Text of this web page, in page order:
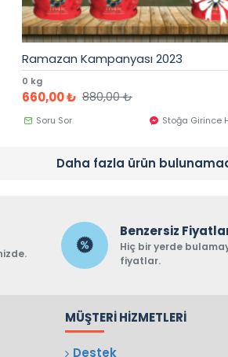
0 kg
Ramazan Kampanyası 2023
660,00 ₺ 880,00 ₺
Soru Sor Stoğa Girince
Daha fazla ürün
Benzersiz
Hiç bir yerde
fiyatlar.
MÜŞTERI HIZMETLERI
Destek